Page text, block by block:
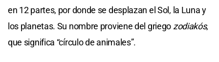
en 12 partes, por donde se desplazan el Sol, la Luna y
los planetas. Su nombre proviene del griego zodiakós,
que significa “círculo de animales”.